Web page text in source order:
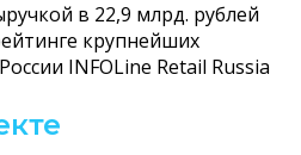
в 22,9 млрд. рублей
крупнейших
INFOLine Retail Russia